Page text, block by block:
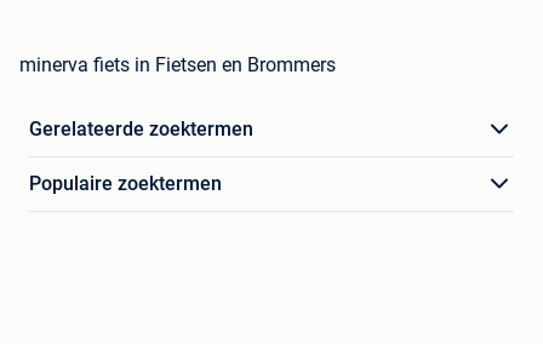
minerva fiets in Fietsen en Brommers
Gerelateerde zoektermen
Populaire zoektermen